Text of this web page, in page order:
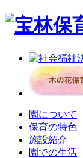
園について
保育の特色
施設紹介
園での生活